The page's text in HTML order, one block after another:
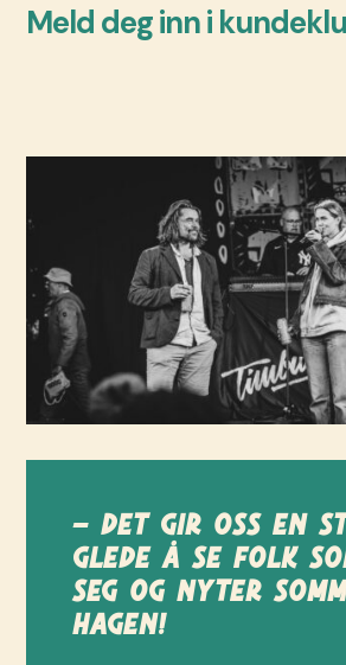
Meld deg inn i
– Det gir oss en
glede å se folk
seg og nyter
hagen!